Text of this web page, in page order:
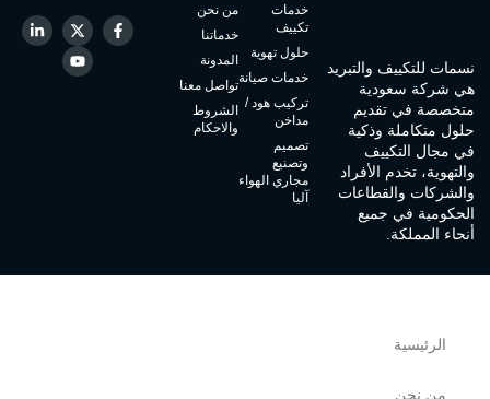
نسمات للتكييف والتبريد
هي شركة سعودية
متخصصة في تقديم
حلول متكاملة وذكية
في مجال التكييف
والتهوية، تخدم الأفراد
والشركات والقطاعات
الحكومية في جميع
أنحاء المملكة.
خدمات
تكييف
حلول تهوية
خدمات صيانة
تركيب هود /
مداخن
تصميم
وتصنيع
مجاري الهواء
آليا
من نحن
خدماتنا
المدونة
تواصل معنا
الشروط
والاحكام
الرئيسية
من نحن